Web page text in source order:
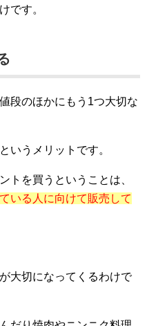
です。
段のほかにもう1つ大切な
いうメリットです。
トを買うということは、
いる人に向けて販売して
大切になってくるわけで